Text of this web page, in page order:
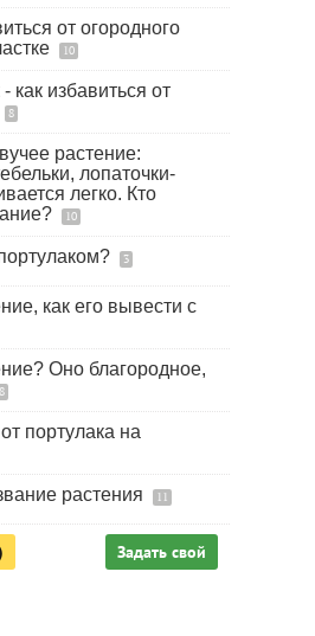
от огородного
10
как избавиться от
8
растение:
лопаточки-
легко. Кто
10
3
как его вывести с
Оно благородное,
8
портулака на
растения 11
Задать свой